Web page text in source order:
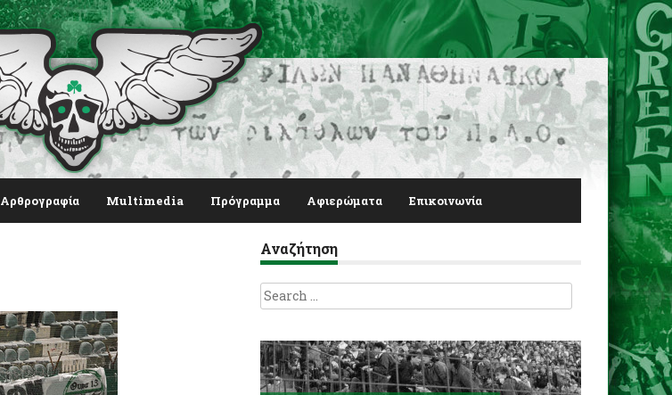
Αρθρογραφία Multimedia Πρόγραμμα Αφιερώματα Επικοινωνία
Αναζήτηση
Search
for: